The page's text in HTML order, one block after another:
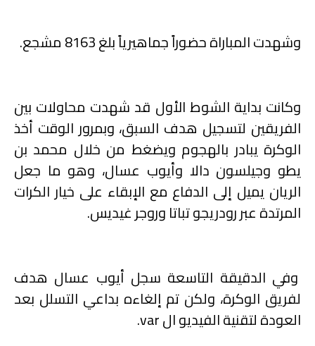
وشهدت المباراة حضوراً جماهيرياً بلغ 8163 مشجع.
وكانت بداية الشوط الأول قد شهدت محاولات بين
الفريقين لتسجيل هدف السبق، وبمرور الوقت أخذ
الوكرة يبادر بالهجوم ويضغط من خلال محمد بن
يطو وجيلسون دالا وأيوب عسال، وهو ما جعل
الريان يميل إلى الدفاع مع الإبقاء على خيار الكرات
المرتدة عبر رودريجو تباتا وروجر غيديس.
وفي الدقيقة التاسعة سجل أيوب عسال هدف
لفريق الوكرة، ولكن تم إلغاءه بداعي التسلل بعد
العودة لتقنية الفيديو ال var.